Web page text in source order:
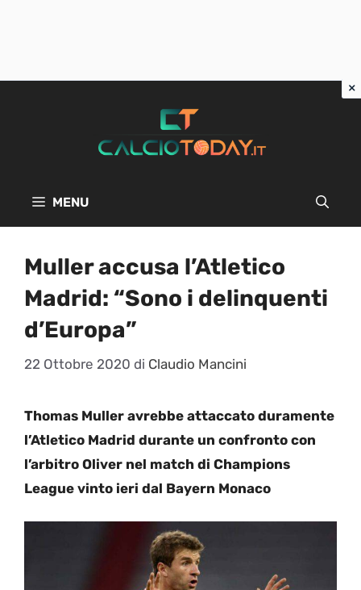
MENU
Muller accusa l’Atletico
Madrid: “Sono i delinquenti
d’Europa”
22 Ottobre 2020 di Claudio Mancini
Thomas Muller avrebbe attaccato duramente
l’Atletico Madrid durante un confronto con
l’arbitro Oliver nel match di Champions
League vinto ieri dal Bayern Monaco